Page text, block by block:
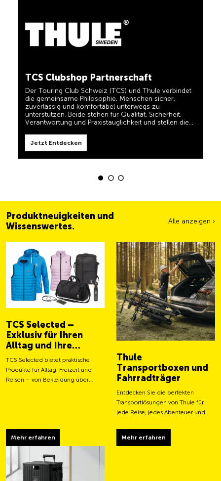
Der Touring Club Schweiz (TCS) und Thule verbindet
die gemeinsame Philosophie, Menschen sicher,
unterstützen. Beide stehen für Qualität, Sicherheit,
Verantwortung und Praxistauglichkeit und stellen die
Bedürfnisse von Reisenden und aktiven Familien in den
Mittelpunkt.
Jetzt Entdecken
Mastercard® und Sie erhalten automatisch 5% als
Cashback zurück erstattet. Die TCS Member
Mastercard ist TCS Mitglieds-, Bezahl- und Sparkarte
in einem und für TCS-Mitglieder dauerhaft kostenlos.
TCS immer an meiner Seite
Helfer sein, wenn Sie unterwegs sind. Sie erkennen
diese Produkte im Shop einfach am Label 'Always by
Jetzt Entdecken
Produktneuigkeiten und
Wissenswertes.
Alle anzeigen ›
TCS Selected –
Exklusiv für Ihren
Alltag und Ihre
Abenteuer
TCS Selected bietet praktische
Produkte für Alltag, Freizeit und
Reisen – von Bekleidung über
Mehr erfahren
Thule
Transportboxen und
Fahrradträger
Entdecken Sie die perfekten
Transportlösungen von Thule für
jede Reise, jedes Abenteuer und
Mehr erfahren